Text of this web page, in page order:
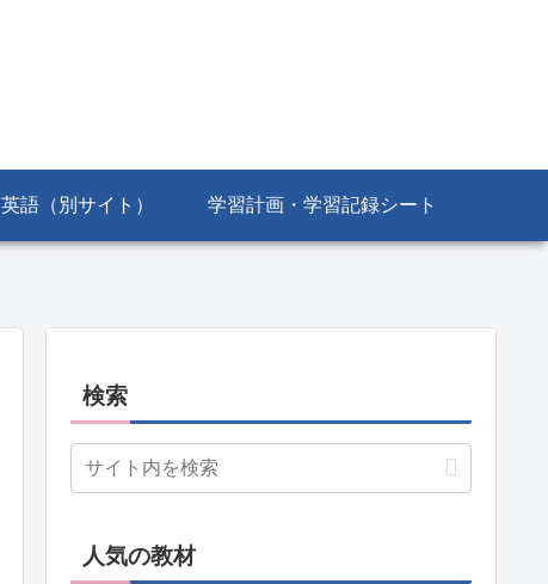
英語（別サイト） 学習計画・学習記録シート
検索
人気の教材